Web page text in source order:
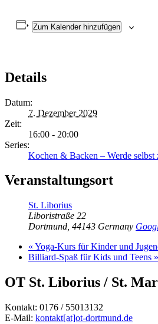
Zum Kalender hinzufügen
Details
Datum:
7. Dezember 2029
Zeit:
16:00 - 20:00
Series:
Kochen & Backen – Werde
Veranstaltungsort
St. Liborius
Liboristraße 22
Dortmund 44143 Germany
« Yoga-Kurs für Kinder und
Billiard-Spaß für Kids und Teens »
OT St. Liborius / St.
Kontakt: 0176 / 55013132
E-Mail: kontakt[at]ot-dortmund.de